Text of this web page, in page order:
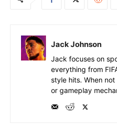
Jack Johnson
Jack focuses on
everything from
style hits. When
or gameplay